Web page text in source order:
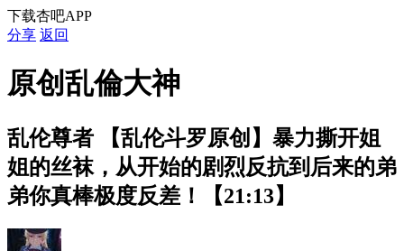
下载杏吧APP
分享 返回
原创乱倫大神
乱伦尊者
【乱伦斗罗原创】暴力撕开姐
姐的丝袜，从开始的剧烈反抗到后来的弟
弟你真棒极度反差！【21:13】